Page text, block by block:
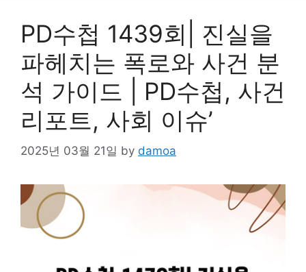
PD수첩 1439회| 진실을
파헤치는 폭로와 사건 분
석 가이드 | PD수첩, 사건
리포트, 사회 이슈’
2025년 03월 21일 by damoa